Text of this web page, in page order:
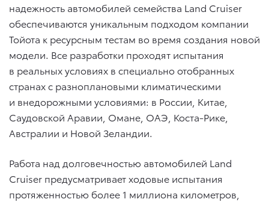
надежность автомобилей семейства Land Cruiser
обеспечиваются уникальным подходом компании
Тойота к ресурсным тестам во время создания новой
модели. Все разработки проходят испытания
в реальных условиях в специально отобранных
странах с разноплановыми климатическими
и внедорожными условиями: в России, Китае,
Саудовской Аравии, Омане, ОАЭ, Коста-Рике,
Австралии и Новой Зеландии.
Работа над долговечностью автомобилей Land
Cruiser предусматривает ходовые испытания
протяженностью более 1 миллиона километров,